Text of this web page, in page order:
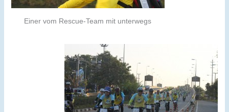
Einer vom Rescue-Team mit unterwegs